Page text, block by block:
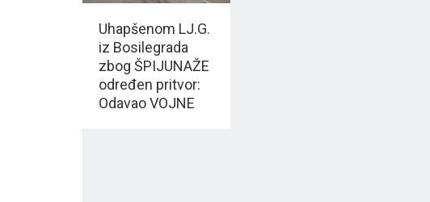
Uhapšenom LJ.G.
iz Bosilegrada
zbog ŠPIJUNAŽE
određen pritvor:
Odavao VOJNE